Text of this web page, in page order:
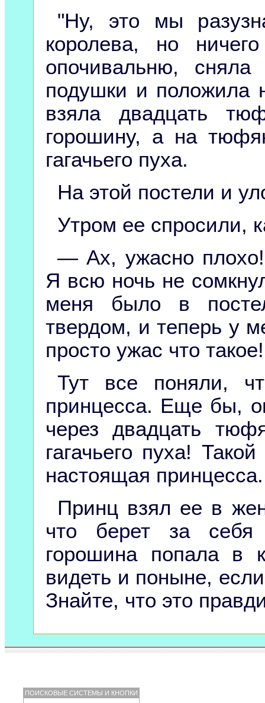
"Ну, это мы
королева, но
опочивальню,
подушки и положила
взяла двадцать
горошину, а на
гагачьего пуха.
На этой постели и
Утром ее спросили,
— Ах, ужасно
Я всю ночь не
меня было в
твердом, и теперь у
просто ужас что такое!
Тут все поняли,
принцесса. Еще бы,
через двадцать
гагачьего пуха!
настоящая принцесса.
Принц взял ее в
что берет за себя
горошина попала в
видеть и поныне,
Знайте, что это
ПОИСКОВЫЕ СИСТЕМЫ И КНОПКИ